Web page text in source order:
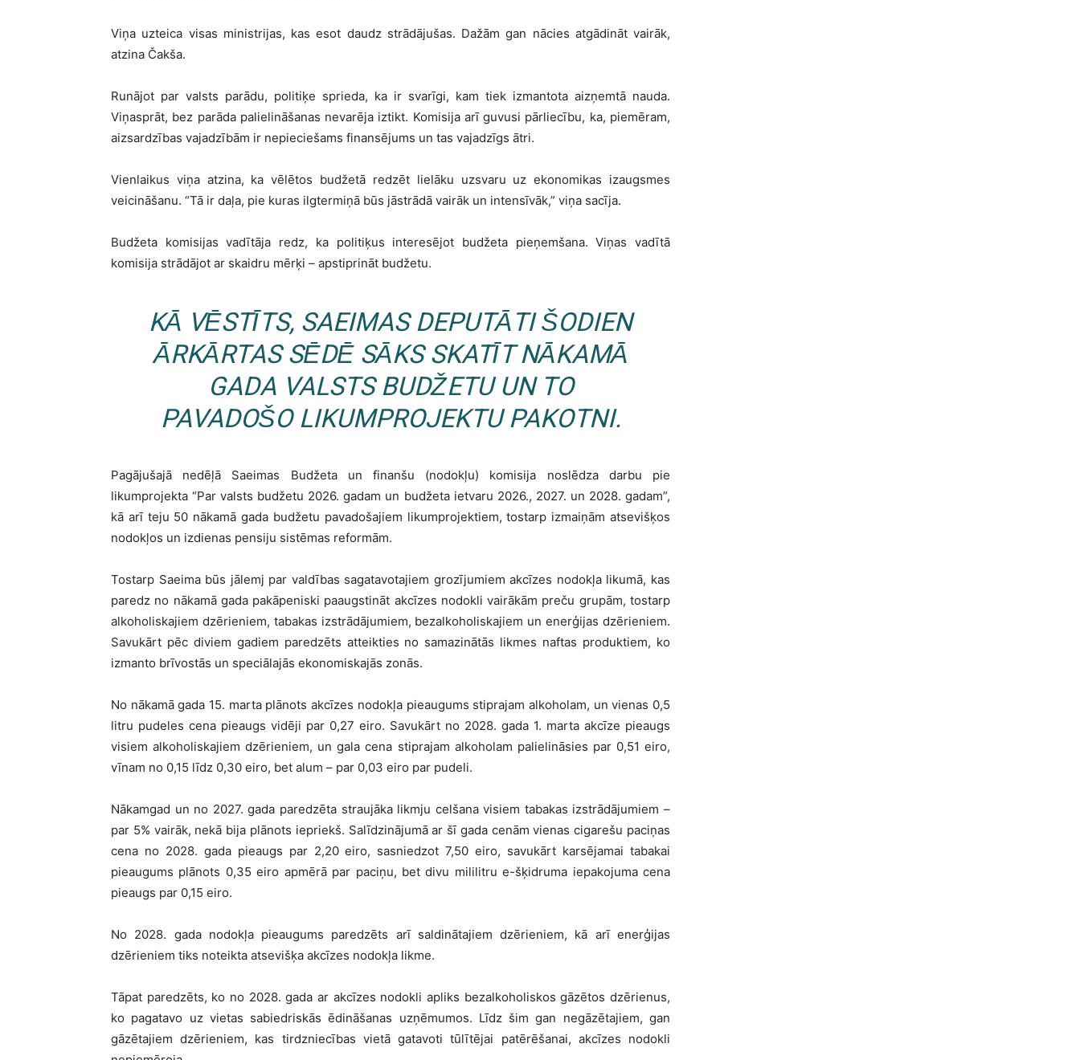
Viņa uzteica visas ministrijas, kas esot daudz strādājušas. Dažām gan nācies atgādināt vairāk,
atzina Čakša.
Runājot par valsts parādu, politiķe sprieda, ka ir svarīgi, kam tiek izmantota aizņemtā nauda.
Viņasprāt, bez parāda palielināšanas nevarēja iztikt. Komisija arī guvusi pārliecību, ka, piemēram,
aizsardzības vajadzībām ir nepieciešams finansējums un tas vajadzīgs ātri.
Vienlaikus viņa atzina, ka vēlētos budžetā redzēt lielāku uzsvaru uz ekonomikas izaugsmes
veicināšanu. “Tā ir daļa, pie kuras ilgtermiņā būs jāstrādā vairāk un intensīvāk,” viņa sacīja.
Budžeta komisijas vadītāja redz, ka politiķus interesējot budžeta pieņemšana. Viņas vadītā
komisija strādājot ar skaidru mērķi – apstiprināt budžetu.
KĀ VĒSTĪTS, SAEIMAS DEPUTĀTI ŠODIEN
ĀRKĀRTAS SĒDĒ SĀKS SKATĪT NĀKAMĀ
GADA VALSTS BUDŽETU UN TO
PAVADOŠO LIKUMPROJEKTU PAKOTNI.
Pagājušajā nedēļā Saeimas Budžeta un finanšu (nodokļu) komisija noslēdza darbu pie
likumprojekta “Par valsts budžetu 2026. gadam un budžeta ietvaru 2026., 2027. un 2028. gadam”,
kā arī teju 50 nākamā gada budžetu pavadošajiem likumprojektiem, tostarp izmaiņām atsevišķos
nodokļos un izdienas pensiju sistēmas reformām.
Tostarp Saeima būs jālemj par valdības sagatavotajiem grozījumiem akcīzes nodokļa likumā, kas
paredz no nākamā gada pakāpeniski paaugstināt akcīzes nodokli vairākām preču grupām, tostarp
alkoholiskajiem dzērieniem, tabakas izstrādājumiem, bezalkoholiskajiem un enerģijas dzērieniem.
Savukārt pēc diviem gadiem paredzēts atteikties no samazinātās likmes naftas produktiem, ko
izmanto brīvostās un speciālajās ekonomiskajās zonās.
No nākamā gada 15. marta plānots akcīzes nodokļa pieaugums stiprajam alkoholam, un vienas 0,5
litru pudeles cena pieaugs vidēji par 0,27 eiro. Savukārt no 2028. gada 1. marta akcīze pieaugs
visiem alkoholiskajiem dzērieniem, un gala cena stiprajam alkoholam palielināsies par 0,51 eiro,
vīnam no 0,15 līdz 0,30 eiro, bet alum – par 0,03 eiro par pudeli.
Nākamgad un no 2027. gada paredzēta straujāka likmju celšana visiem tabakas izstrādājumiem –
par 5% vairāk, nekā bija plānots iepriekš. Salīdzinājumā ar šī gada cenām vienas cigarešu paciņas
cena no 2028. gada pieaugs par 2,20 eiro, sasniedzot 7,50 eiro, savukārt karsējamai tabakai
pieaugums plānots 0,35 eiro apmērā par paciņu, bet divu mililitru e-šķidruma iepakojuma cena
pieaugs par 0,15 eiro.
No 2028. gada nodokļa pieaugums paredzēts arī saldinātajiem dzērieniem, kā arī enerģijas
dzērieniem tiks noteikta atsevišķa akcīzes nodokļa likme.
Tāpat paredzēts, ko no 2028. gada ar akcīzes nodokli apliks bezalkoholiskos gāzētos dzērienus,
ko pagatavo uz vietas sabiedriskās ēdināšanas uzņēmumos. Līdz šim gan negāzētajiem, gan
gāzētajiem dzērieniem, kas tirdzniecības vietā gatavoti tūlītējai patērēšanai, akcīzes nodokli